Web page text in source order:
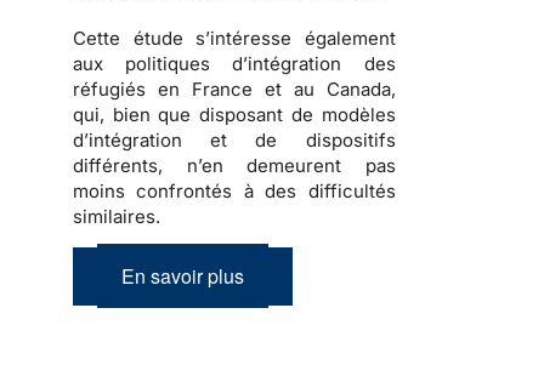
Cette étude s’intéresse également
aux politiques d’intégration des
réfugiés en France et au Canada,
qui, bien que disposant de modèles
d’intégration et de dispositifs
différents, n’en demeurent pas
moins confrontés à des difficultés
similaires.
En savoir plus